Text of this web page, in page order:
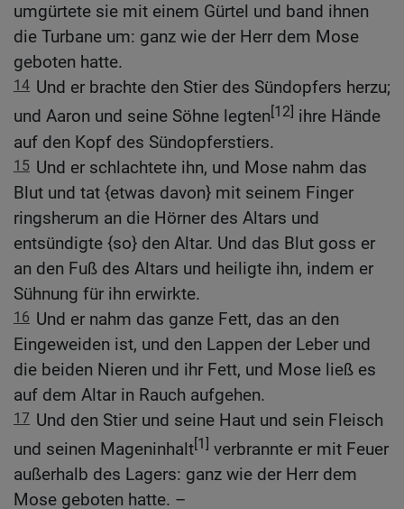
umgürtete sie mit einem Gürtel und band ihnen
die Turbane um: ganz wie der Herr dem Mose
geboten hatte.
14 Und er brachte den Stier des Sündopfers herzu;
und Aaron und seine Söhne legten[12] ihre Hände
auf den Kopf des Sündopferstiers.
15 Und er schlachtete ihn, und Mose nahm das
Blut und tat {etwas davon} mit seinem Finger
ringsherum an die Hörner des Altars und
entsündigte {so} den Altar. Und das Blut goss er
an den Fuß des Altars und heiligte ihn, indem er
Sühnung für ihn erwirkte.
16 Und er nahm das ganze Fett, das an den
Eingeweiden ist, und den Lappen der Leber und
die beiden Nieren und ihr Fett, und Mose ließ es
auf dem Altar in Rauch aufgehen.
17 Und den Stier und seine Haut und sein Fleisch
und seinen Mageninhalt[1] verbrannte er mit Feuer
außerhalb des Lagers: ganz wie der Herr dem
Mose geboten hatte. –